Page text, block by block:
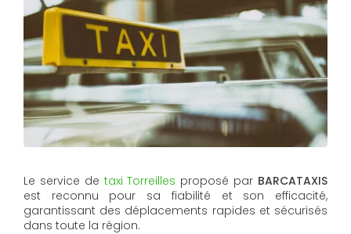
Le service de taxi Torreilles proposé par BARCATAXIS
est reconnu pour sa fiabilité et son efficacité,
garantissant des déplacements rapides et sécurisés
dans toute la région.